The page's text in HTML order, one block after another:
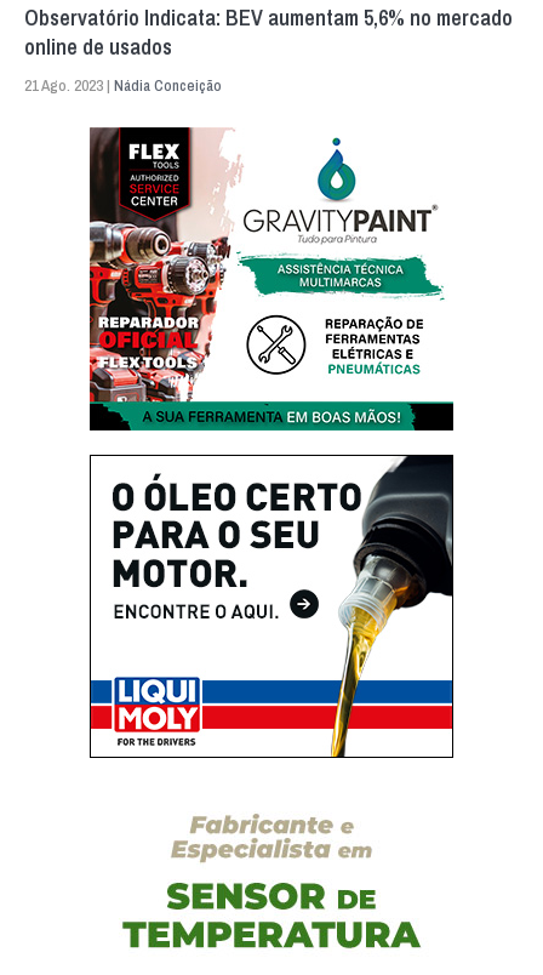
Observatório Indicata: BEV aumentam 5,6% no mercado
online de usados
21 Ago. 2023 | Nádia Conceição